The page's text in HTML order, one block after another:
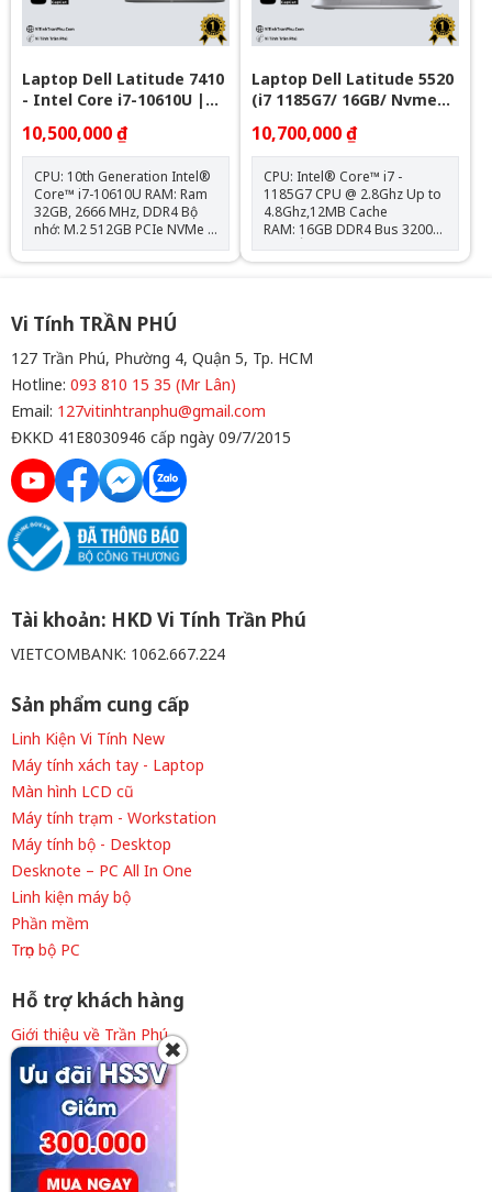
Laptop Dell Latitude 7410
- Intel Core i7-10610U |
32GB | Nvme 512GB - 14
inch Full HD
10,500,000 ₫
CPU: 10th Generation Intel®
Core™ i7-10610U RAM: Ram
32GB, 2666 MHz, DDR4 Bộ
nhớ: M.2 512GB PCIe NVMe
Card: Intel® UHD Graphics
620 Màn hình: 14.0" FHD
Laptop Dell Latitude 5520
(i7 1185G7/ 16GB/ Nvme
256GB/ 15.6" FHD)
10,700,000 ₫
CPU: Intel® Core™ i7 -
1185G7 CPU @ 2.8Ghz Up to
4.8Ghz,12MB Cache
RAM: 16GB DDR4 Bus 3200
MHz Ổ cứng: 256GB PCIe®
SSD VGA: Intel® Iris® Xe
2.0, 1 RJ-45 Ethernet, 1x jack
Hành: Phần cứng 12 Tháng
Balo + Chuột Bluetooth + Lót
Vi Tính TRẦN PHÚ
127 Trần Phú, Phường 4, Quận 5, Tp. HCM
Hotline: 093 810 15 35 (Mr Lân)
Email: 127vitinhtranphu@gmail.com
ĐKKD 41E8030946 cấp ngày 09/7/2015
Tài khoản: HKD Vi Tính Trần Phú
VIETCOMBANK: 1062.667.224
Sản phẩm cung cấp
Linh Kiện Vi Tính New
Máy tính xách tay - Laptop
Màn hình LCD cũ
Máy tính trạm - Workstation
Máy tính bộ - Desktop
Desknote – PC All In One
Linh kiện máy bộ
Phần mềm
Trọn bộ PC
Hỗ trợ khách hàng
Giới thiệu về Trần Phú
Thông tin tuyển dụng
Liên hệ cửa hàng
Chính sách thanh toán
Chính sách giao hàng
Chính sách bảo hành
✖